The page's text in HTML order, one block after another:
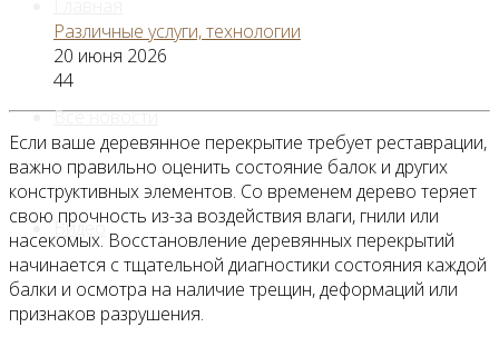
Все новости
Видео
Различные услуги, технологии
20 июня 2026
44
Если ваше деревянное перекрытие требует реставрации,
важно правильно оценить состояние балок и других
конструктивных элементов. Со временем дерево теряет
свою прочность из-за воздействия влаги, гнили или
насекомых. Восстановление деревянных перекрытий
начинается с тщательной диагностики состояния каждой
балки и осмотра на наличие трещин, деформаций или
признаков разрушения.